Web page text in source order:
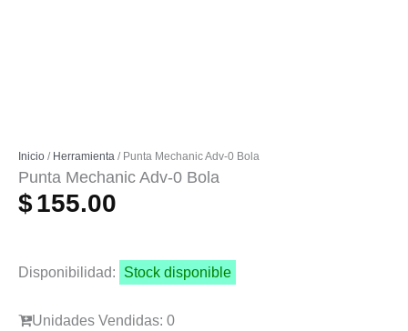
Inicio / Herramienta / Punta Mechanic Adv-0 Bola
Punta Mechanic Adv-0 Bola
$155.00
Disponibilidad: Stock disponible
Unidades Vendidas: 0